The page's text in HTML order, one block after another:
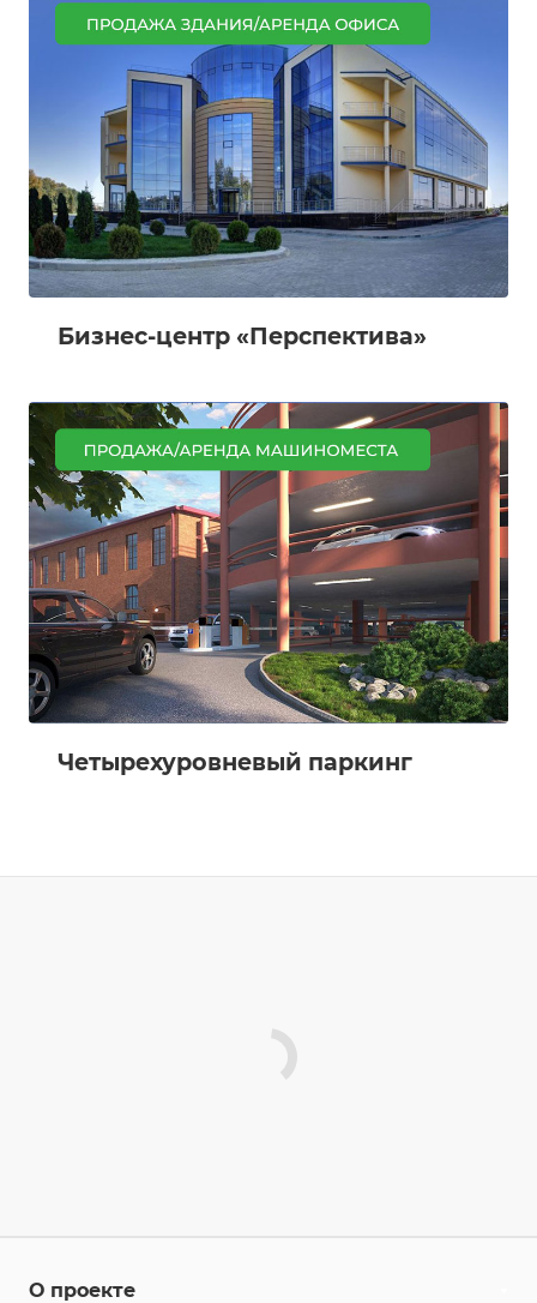
Бизнес-центр «Перспектива»
Четырехуровневый паркинг
О проекте